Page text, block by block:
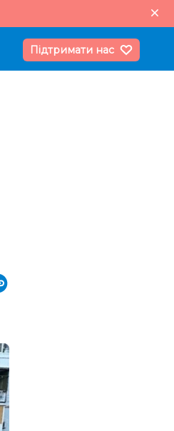
Підтримати нас